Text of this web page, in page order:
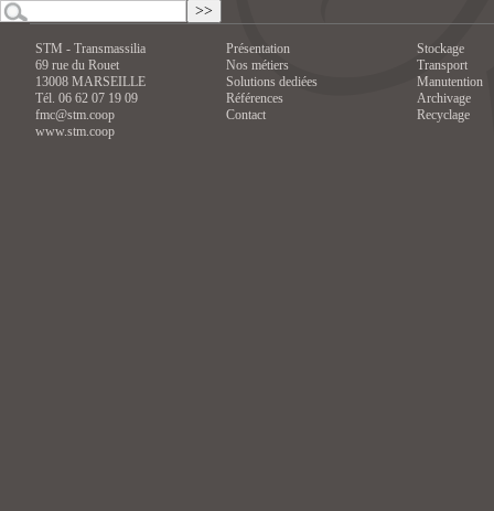
STM - Transmassilia
69 rue du Rouet
13008 MARSEILLE
Tél. 06 62 07 19 09
fmc@stm.coop
www.stm.coop
Présentation
Nos métiers
Solutions dediées
Références
Contact
Stockage
Transport
Manutention
Archivage
Recyclage